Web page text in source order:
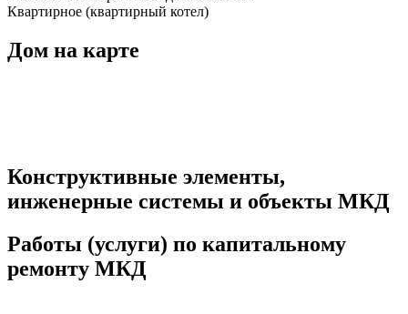
Квартирное (квартирный котел)
Дом на карте
Конструктивные элементы,
инженерные системы и объекты МКД
Работы (услуги) по капитальному
ремонту МКД